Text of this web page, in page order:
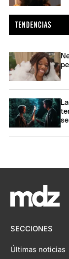
SECCIONES
Últimas noticias